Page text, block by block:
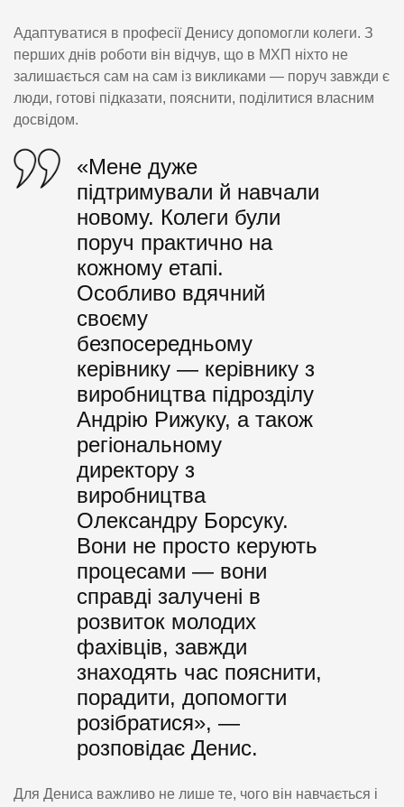
Адаптуватися в професії Денису допомогли колеги. З
перших днів роботи він відчув, що в МХП ніхто не
залишається сам на сам із викликами — поруч завжди є
люди, готові підказати, пояснити, поділитися власним
досвідом.
«Мене дуже
підтримували й навчали
новому. Колеги були
поруч практично на
кожному етапі.
Особливо вдячний
своєму
безпосередньому
керівнику — керівнику з
виробництва підрозділу
Андрію Рижуку, а також
регіональному
директору з
виробництва
Олександру Борсуку.
Вони не просто керують
процесами — вони
справді залучені в
розвиток молодих
фахівців, завжди
знаходять час пояснити,
порадити, допомогти
розібратися», —
розповідає Денис.
Для Дениса важливо не лише те, чого він навчається і